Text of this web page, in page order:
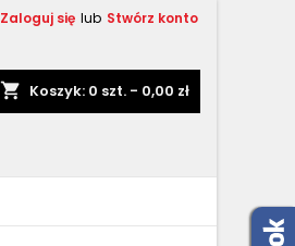
Zaloguj się lub Stwórz konto
shopping_cart Koszyk: 0 szt. - 0,00 zł